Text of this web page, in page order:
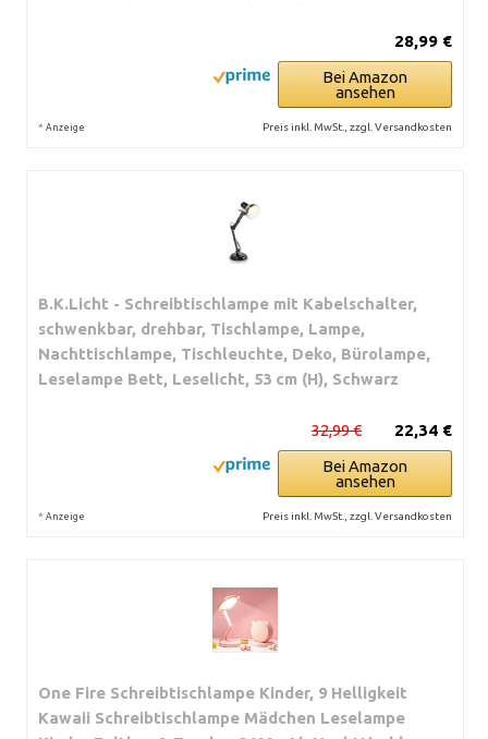
28,99 €
Bei Amazon
ansehen
* Anzeige Preis inkl. MwSt., zzgl. Versandkosten
B.K.Licht - Schreibtischlampe mit Kabelschalter,
schwenkbar, drehbar, Tischlampe, Lampe,
Nachttischlampe, Tischleuchte, Deko, Bürolampe,
Leselampe Bett, Leselicht, 53 cm (H), Schwarz
22,34 €
32,99 €
Bei Amazon
ansehen
* Anzeige Preis inkl. MwSt., zzgl. Versandkosten
One Fire Schreibtischlampe Kinder, 9 Helligkeit
Kawaii Schreibtischlampe Mädchen Leselampe